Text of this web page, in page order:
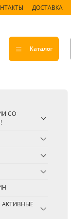
ДОСТАВКА
Каталог
СО
!
АКТИВНЫЕ